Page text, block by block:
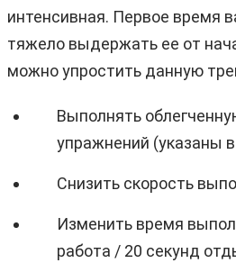
интенсивная. Первое время
тяжело выдержать ее от
можно упростить данную
Выполнять
упражнений (указаны
Снизить скорость
Изменить время
работа / 20 секунд